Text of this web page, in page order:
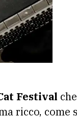
Festival
ricco, come